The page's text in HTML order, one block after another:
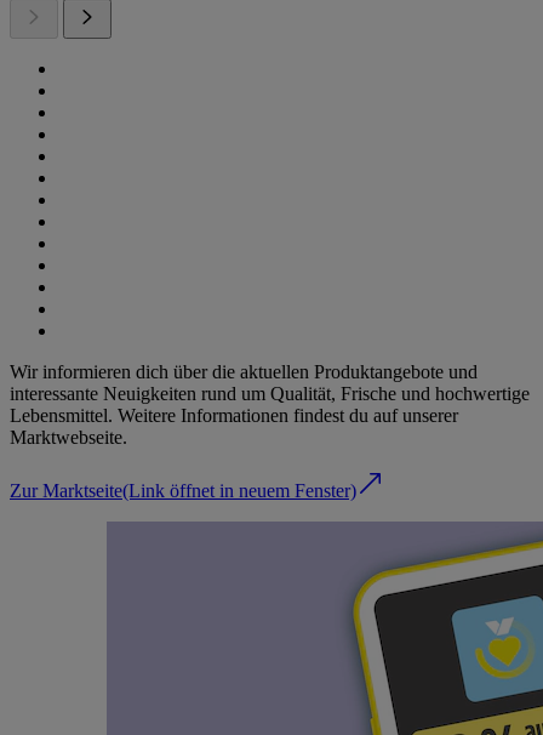
Wir informieren dich über die aktuellen Produktangebote und
interessante Neuigkeiten rund um Qualität, Frische und hochwertige
Lebensmittel. Weitere Informationen findest du auf unserer
Marktwebseite.
Zur Marktseite(Link öffnet in neuem Fenster)